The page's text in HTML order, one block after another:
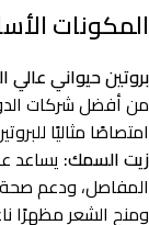
المكونات
بروتين حيواني عالي
من أفضل شركات
امتصاصًا مثاليًا
زيت السمك: يساعد
المفاصل، ودعم صحة
ومنح الشعر مظهرًا